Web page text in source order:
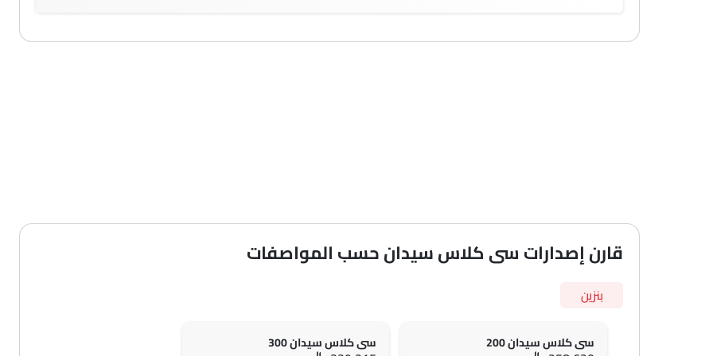
قارن إصدارات سى كلاس سيدان حسب المواصفات
بنزين
سى كلاس سيدان 200 سى كلاس سيدان 300